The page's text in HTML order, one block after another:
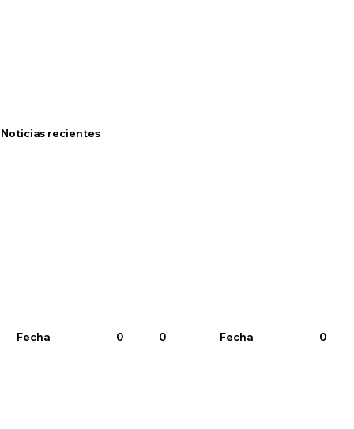
Noticias recientes
Fecha 0 0 Fecha 0